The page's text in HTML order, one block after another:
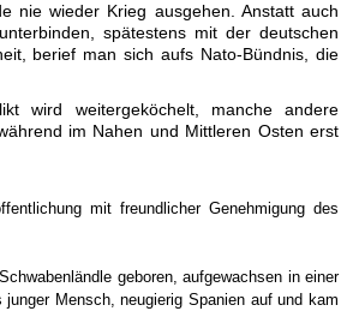
nie wieder Krieg ausgehen. Anstatt auch
spätestens mit der deutschen
berief man sich aufs Nato-Bündnis, die
wird weitergeköchelt, manche andere
im Nahen und Mittleren Osten erst
mit freundlicher Genehmigung des
geboren, aufgewachsen in einer
Mensch, neugierig Spanien auf und kam